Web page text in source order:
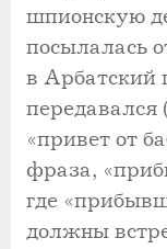
шпионскую
посылалась
в Арбатский
«привет от
фраза,
где
должны